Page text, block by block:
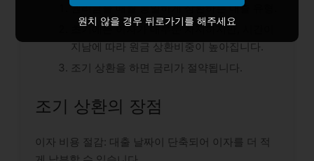
원리금을 매월 동일하게 상환하는 대출 유형.
초기에는 이자가 대부분 차지하지만, 시간이
지남에 따라 원금 상환비중이 높아집니다.
조기 상환을 하면 금리가 절약됩니다.
조기 상환의 장점
이자 비용 절감: 대출 날짜이 단축되어 이자를 더 적
원치 않을 경우 뒤로가기를 해주세요